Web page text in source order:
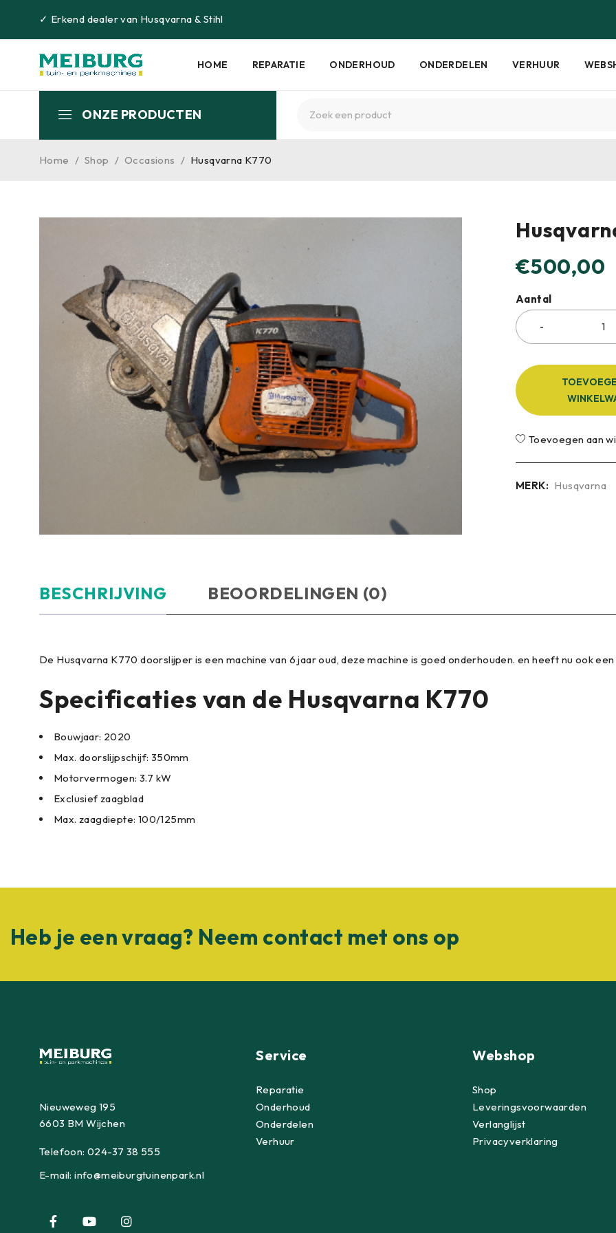
✓ Erkend dealer van Husqvarna &Stihl
HOME REPARATIE ONDERHOUD ONDERDELEN VERHUUR
ONZE PRODUCTEN
Home / Shop / Occasions / Husqvarna K770
€500,00
Aantal
Toevoegen aan
MERK: Husqvarna
BESCHRIJVING BEOORDELINGEN (0)
De Husqvarna K770 doorslijper is een machine van 6 jaar oud, deze machine is goed onderhouden. en heeft nu ook
Specificaties van de Husqvarna K770
Bouwjaar: 2020
Max. doorslijpschijf: 350mm
Motorvermogen: 3.7 kW
Exclusief zaagblad
Max. zaagdiepte: 100/125mm
Heb je een vraag? Neem contact met ons op
Nieuweweg 195
6603 BM Wijchen
Telefoon:024-37 38 555
E-mail:info@meiburgtuinenpark.nl
Service
Reparatie
Onderhoud
Onderdelen
Verhuur
Webshop
Shop
Leveringsvoorwaarden
Verlanglijst
Privacyverklaring